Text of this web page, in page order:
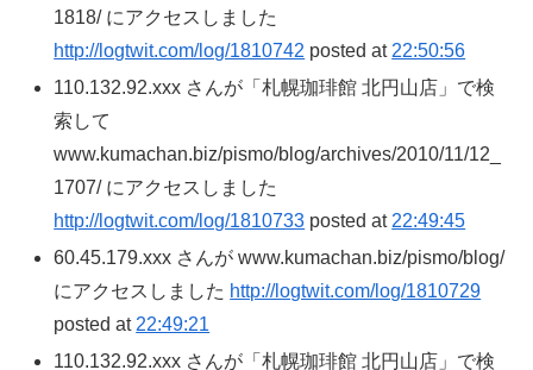
1818/ にアクセスしました
http://logtwit.com/log/1810742 posted at 22:50:56
110.132.92.xxx さんが「札幌珈琲館 北円山店」で検
索して
www.kumachan.biz/pismo/blog/archives/2010/11/12_
1707/ にアクセスしました
http://logtwit.com/log/1810733 posted at 22:49:45
60.45.179.xxx さんが www.kumachan.biz/pismo/blog/
にアクセスしました http://logtwit.com/log/1810729
posted at 22:49:21
110.132.92.xxx さんが「札幌珈琲館 北円山店」で検